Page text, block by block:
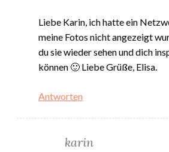
Liebe Karin, ich hatte ein
meine Fotos nicht angezeigt
du sie wieder sehen und dich
können 🙂 Liebe Grüße, Elisa.
Antworten
karin